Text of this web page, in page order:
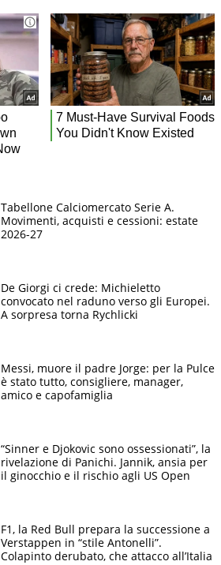
Tabellone Calciomercato Serie A.
Movimenti, acquisti e cessioni: estate
2026-27
De Giorgi ci crede: Michieletto
convocato nel raduno verso gli Europei.
A sorpresa torna Rychlicki
Messi, muore il padre Jorge: per la Pulce
è stato tutto, consigliere, manager,
amico e capofamiglia
“Sinner e Djokovic sono ossessionati”, la
rivelazione di Panichi. Jannik, ansia per
il ginocchio e il rischio agli US Open
F1, la Red Bull prepara la successione a
Verstappen in “stile Antonelli”.
Colapinto derubato, che attacco all’Italia